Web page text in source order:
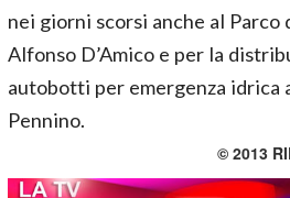
nei giorni scorsi anche al Parco
Alfonso D’Amico e per la
autobotti per emergenza idrica
Pennino.
© 2013